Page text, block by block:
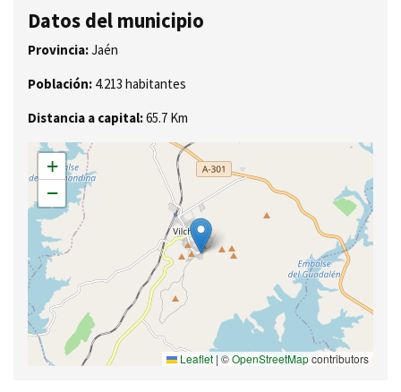
Datos del municipio
Provincia:Jaén
Población: 4.213 habitantes
Distancia a capital:65.7 Km
+
−
Leaflet | ©OpenStreetMapcontributors